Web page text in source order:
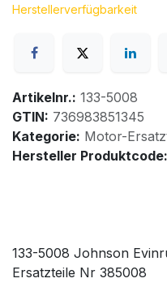
Herstellerverfügbarkeit
Artikelnr.: 133-5008
GTIN: 736983851345
Kategorie: Motor-
Hersteller Produktcode:
133-5008 Johnson
Ersatzteile Nr 385008